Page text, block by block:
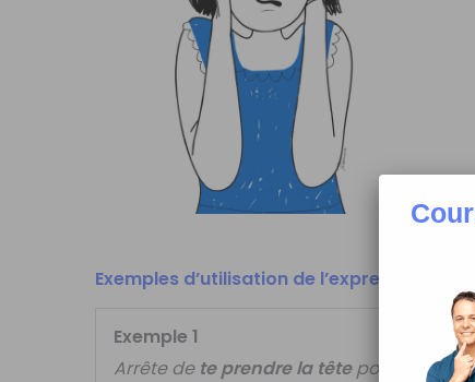
Exemples d’utilisation de l’expression “se
Exemple 1
Arrête de te prendre la têtepour un rien !